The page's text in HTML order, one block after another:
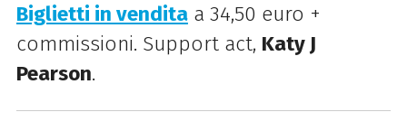
Biglietti in venditaa 34,50 euro +
commissioni. Support act, Katy J
Pearson.